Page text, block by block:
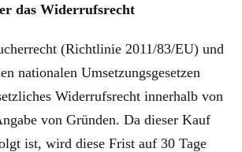
das Widerrufsrecht
(Richtlinie 2011/83/EU) und
nationalen Umsetzungsgesetzen
Widerrufsrecht innerhalb von
von Gründen. Da dieser Kauf
ist, wird diese Frist auf 30 Tage